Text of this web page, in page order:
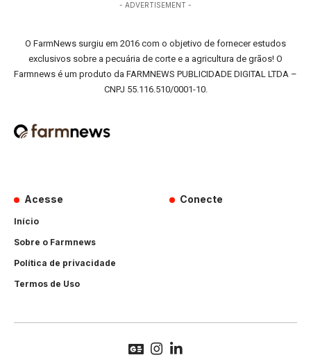
- ADVERTISEMENT -
O FarmNews surgiu em 2016 com o objetivo de fornecer estudos
exclusivos sobre a pecuária de corte e a agricultura de grãos! O
Farmnews é um produto da FARMNEWS PUBLICIDADE DIGITAL LTDA –
CNPJ 55.116.510/0001-10.
Acesse
Início
Sobre o Farmnews
Política de privacidade
Termos de Uso
Conecte